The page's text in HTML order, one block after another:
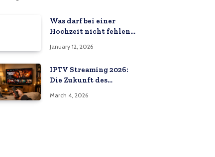
Was darf bei einer
Hochzeit nicht fehlen:
Hochzeitsvideos
January 12, 2026
IPTV Streaming 2026:
Die Zukunft des
Deutschland
March 4, 2026